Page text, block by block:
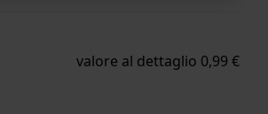
valore al dettaglio 0,99 €